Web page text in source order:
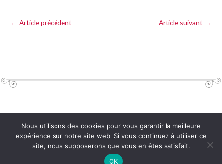
← Article précédent Article suivant →
Copyright © 2026 Centre Culturel René Magritte - Lessines | Design :
Nous utilisons des cookies pour vous garantir la meilleure
expérience sur notre site web. Si vous continuez à utiliser ce
site, nous supposerons que vous en êtes satisfait.
OK